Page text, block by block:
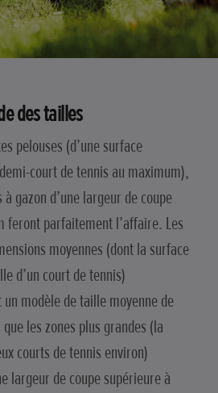
des tailles
pelouses (d’une surface
court de tennis au maximum),
à gazon d’une largeur de coupe
feront parfaitement l’affaire. Les
moyennes (dont la surface
d’un court de tennis)
modèle de taille moyenne de
les zones plus grandes (la
courts de tennis environ)
largeur de coupe supérieure à